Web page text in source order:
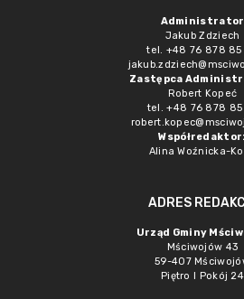
Administrator
Jakub Zdziech
tel. +48 76 878 85
Zastępca
Robert Kopeć
tel. +48 76 878 85
Współredaktor:
Alina Woźnicka-
ADRES
Urząd Gminy
Mściwojów 43
59-407
Piętro I Pokój 24